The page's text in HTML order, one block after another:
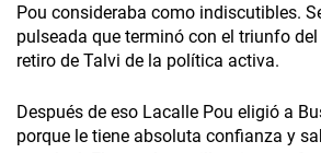
Pou consideraba como indiscutibles.
pulseada que terminó con el triunfo
retiro de Talvi de la política activa.
Después de eso Lacalle Pou eligió a
porque le tiene absoluta confianza y